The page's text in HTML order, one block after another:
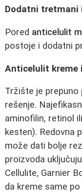
Dodatni tretmani
Pored anticelulit
postoje i dodatni
Anticelulit kreme
Tržište je prepuno
rešenje.
aminofilin, retinol
kesten). Redovna
može dati bolje
proizvoda
Cellulite, Garnier
da kreme same